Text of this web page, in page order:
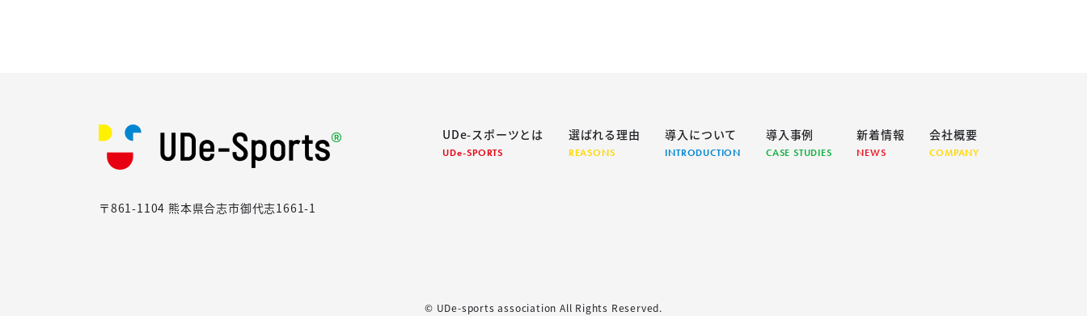
〒861-1104 熊本県合志市御代志1661-1
UDe-スポーツとは
UDe-SPORTS
選ばれる理由
REASONS
導入について
INTRODUCTION
導入事例
CASE STUDIES
新着情報
NEWS
会社概要
COMPANY
© UDe-sports association All Rights Reserved.